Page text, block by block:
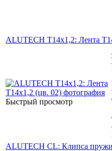
ALUTECH T14x1,2: Лента
Быстрый просмотр
ALUTECH CL: Клипса